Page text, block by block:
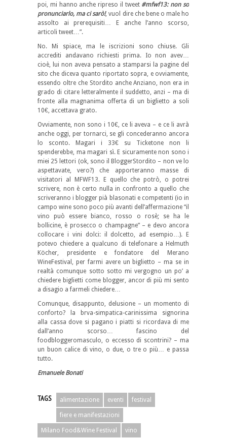
poi, mi hanno anche ripreso il tweet #mfwf13: non so
pronunciarlo, ma ci sarò!, vuol dire che bene o male ho
assolto ai prerequisiti… E anche l’anno scorso,
articoli tweet…”.
No. Mi spiace, ma le iscrizioni sono chiuse. Gli
accrediti andavano richiesti prima. Io non avev…
cioè, lui non aveva pensato a stamparsi la pagine del
sito che diceva quanto riportato sopra, e ovviamente,
essendo oltre che Stordito anche Anziano, non era in
grado di citare letteralmente il suddetto, anzi – ma di
fronte alla magnanima offerta di un biglietto a soli
10€, accettava grato.
Ovviamente, non sono i 10€, ce li aveva – e ce li avrà
anche oggi, per tornarci, se gli concederanno ancora
lo sconto. Magari i 33€ su Ticketone non li
spenderebbe, ma magari sì. E sicuramente non sono i
miei 25 lettori (ok, sono il BloggerStordito – non ve lo
aspettavate, vero?) che apporteranno masse di
visitatori al MFWF13. E quello che potrò, o potrei
scrivere, non è certo nulla in confronto a quello che
scriveranno i blogger pià blasonati e competenti (io in
campo wine sono poco più avanti dell’affermazione “il
vino può essere bianco, rosso o rosè; se ha le
bollicine, è prosecco o champagne” – e devo ancora
collocare i vini dolci: il dolcetto, ad esempio…). E
potevo chiedere a qualcuno di telefonare a Helmuth
Köcher, presidente e fondatore del Merano
WineFestival, per farmi avere un biglietto – ma se in
realtà comunque sotto sotto mi vergogno un po’ a
chiedere biglietti come blogger, ancor di più mi sento
a disagio a farmeli chiedere…
Comunque, disappunto, delusione – un momento di
conforto? la brva-simpatica-carinissima signorina
alla cassa dove si pagano i piatti si ricordava di me
dall’anno scorso… fascino del
foodbloggeromasculo, o eccesso di scontrini? – ma
un buon calice di vino, o due, o tre o più… e passa
tutto.
Emanuele Bonati
TAGS alimentazione eventi festival
fiere e manifestazioni
Milano Food&Wine Festival vino